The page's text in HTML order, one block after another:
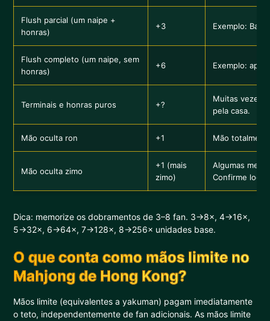
Flush parcial (um naipe +
honras)
+3 Exemplo:
Flush completo (um naipe, sem
honras)
+6 Exemplo:
Terminais e honras puros +?
Muitas vezes
pela casa.
Mão oculta ron +1 Mão
Mão oculta zimo
+1 (mais
zimo)
Algumas
Confirme
Dica: memorize os dobramentos de 3–8 fan. 3→8×, 4→16×,
5→32×, 6→64×, 7→128×, 8→256× unidades base.
O que conta como mãos limite no
Mahjong de Hong Kong?
Mãos limite (equivalentes a yakuman) pagam imediatamente
o teto, independentemente de fan adicionais. As mãos limite